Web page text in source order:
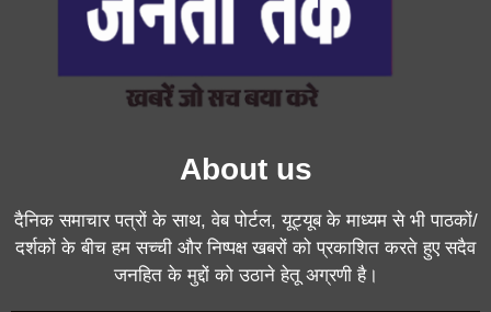
About us
दैनिक समाचार पत्रों के साथ, वेब पोर्टल, यूट्यूब के माध्यम से भी पाठकों/
दर्शकों के बीच हम सच्ची और निष्पक्ष खबरों को प्रकाशित करते हुए सदैव
जनहित के मुद्दों को उठाने हेतू अग्रणी है।